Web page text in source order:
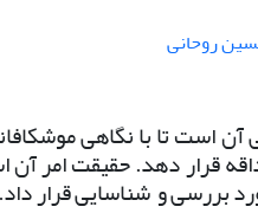
روحانی
آن است تا با نگاهی
قرار دهد. حقیقت امر
بررسی وشناسایی قرار